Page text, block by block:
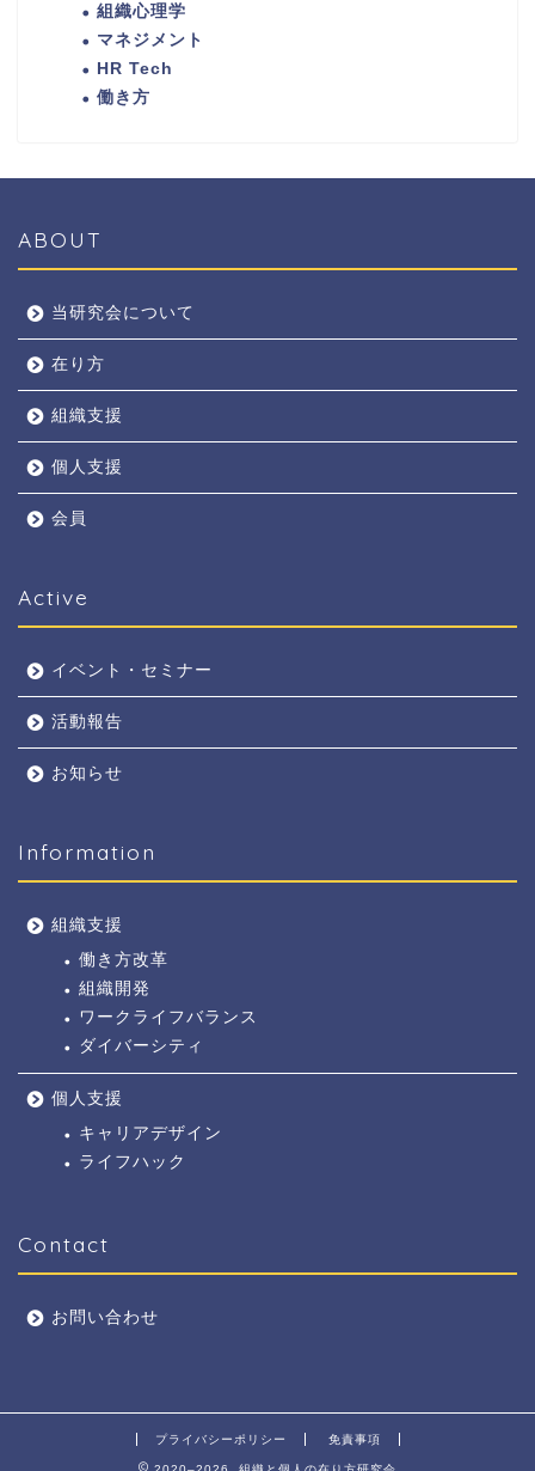
組織心理学
マネジメント
HR Tech
働き方
ABOUT
当研究会について
在り方
組織支援
個人支援
会員
Active
イベント・セミナー
活動報告
お知らせ
Information
組織支援
働き方改革
組織開発
ワークライフバランス
ダイバーシティ
個人支援
キャリアデザイン
ライフハック
Contact
お問い合わせ
プライバシーポリシー 免責事項